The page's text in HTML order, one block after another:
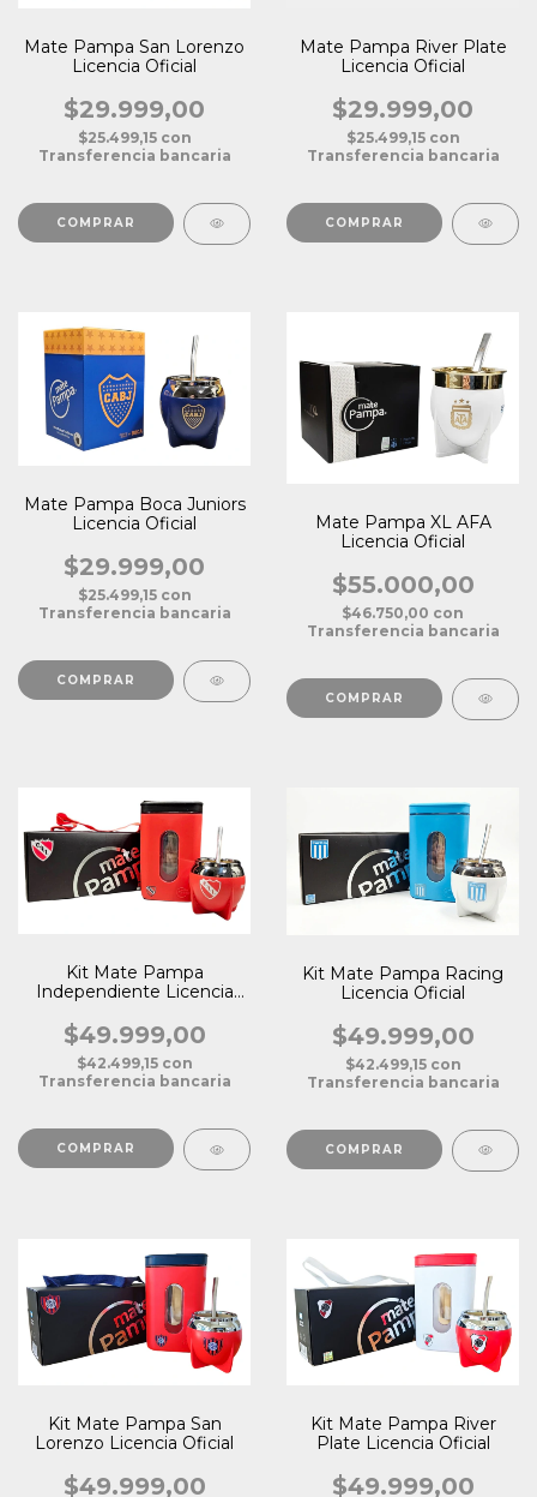
Mate Pampa San Lorenzo
Licencia Oficial
$29.999,00
$25.499,15 con
Transferencia bancaria
Mate Pampa River Plate
Licencia Oficial
$29.999,00
$25.499,15 con
Transferencia bancaria
COMPRAR
Mate Pampa Boca Juniors
Licencia Oficial
$29.999,00
$25.499,15 con
Transferencia bancaria
Mate Pampa XL AFA
Licencia Oficial
$55.000,00
$46.750,00 con
Transferencia bancaria
Kit Mate Pampa
Independiente Licencia
$49.999,00
$42.499,15 con
Transferencia bancaria
Kit Mate Pampa Racing
Licencia Oficial
$49.999,00
$42.499,15 con
Transferencia bancaria
Kit Mate Pampa San
Lorenzo Licencia Oficial
$49.999,00
Kit Mate Pampa River
Plate Licencia Oficial
$49.999,00